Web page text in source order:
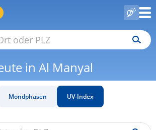
in Al Manyal
Mondphasen UV-Index